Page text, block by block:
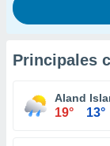
Principales
Aland
19° 13°